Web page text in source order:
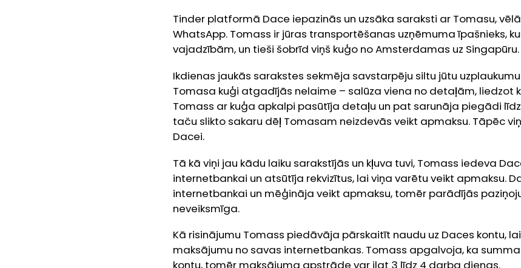
Tinder platformā Dace iepazinās un uzsāka saraksti ar Tomasu,
WhatsApp. Tomass ir jūras transportēšanas uzņēmuma īpašnieks,
vajadzībām, un tieši šobrīd viņš kuģo no Amsterdamas uz Singapūru.
Ikdienas jaukās sarakstes sekmēja savstarpēju siltu jūtu
Tomasa kuģi atgadījās nelaime – salūza viena no detaļām, liedzot
Tomass ar kuģa apkalpi pasūtīja detaļu un pat sarunāja piegādi
taču slikto sakaru dēļ Tomasam neizdevās veikt apmaksu. Tāpēc
Dacei.
Tā kā viņi jau kādu laiku sarakstījās un kļuva tuvi, Tomass iedeva
internetbankai un atsūtīja rekvizītus, lai viņa varētu veikt apmaksu.
internetbankai un mēģināja veikt apmaksu, tomēr parādījās
neveiksmīga.
Kā risinājumu Tomass piedāvāja pārskaitīt naudu uz Daces kontu,
maksājumu no savas internetbankas. Tomass apgalvoja, ka